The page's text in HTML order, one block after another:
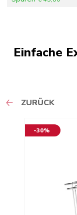
Einfache
ZURÜCK
-30%